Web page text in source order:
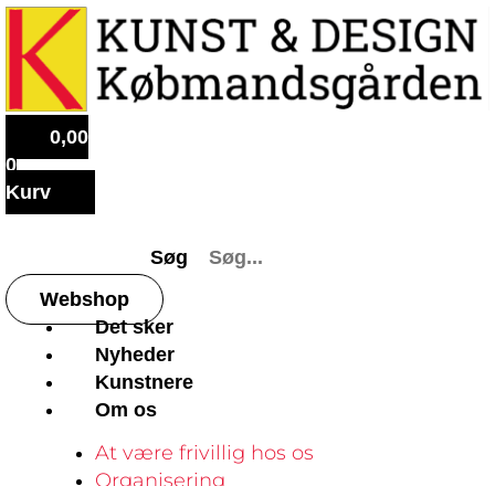
0,00
0
Kurv
Søg
Webshop
Det sker
Nyheder
Kunstnere
Om os
At være frivillig hos os
Organisering